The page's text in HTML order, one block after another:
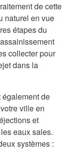
de cette
naturel en vue
étapes du
collecter pour
dans la
de
ville en
et
eaux sales.
systèmes :